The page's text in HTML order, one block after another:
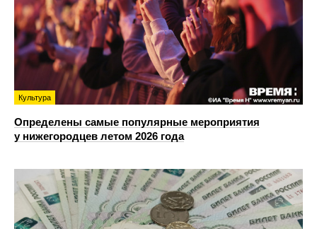
Культура
Определены самые популярные мероприятия
у нижегородцев летом 2026 года